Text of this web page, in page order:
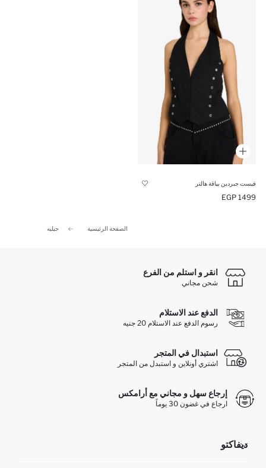
فيست جبردين بياقة هالتر
1499 EGP
الصفحة الرئيسية جيليه
انقر و استلم من الفرع
شحن مجاني
الدفع عند الاستلام
رسوم الدفع عند الاستلام 20 جنيه
استبدال في المتجر
اشتري أونلاين و استبدل من المتجر
إرجاع سهل و مجاني مع أرامكس
ارجاع في غضون 30 يوماً
ديفاكتو